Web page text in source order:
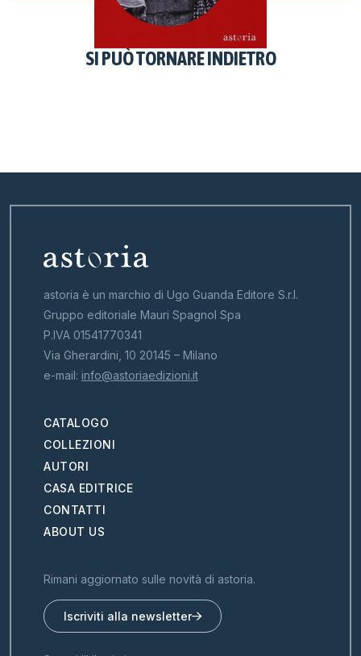
SI PUÒ TORNARE INDIETRO
astoria è un marchio di Ugo Guanda Editore S.r.l.
Gruppo editoriale Mauri Spagnol Spa
P.IVA 01541770341
Via Gherardini, 10 20145 – Milano
e-mail: info@astoriaedizioni.it
CATALOGO
COLLEZIONI
AUTORI
CASA EDITRICE
CONTATTI
ABOUT US
Rimani aggiornato sulle novità di astoria.
Iscriviti alla newsletter